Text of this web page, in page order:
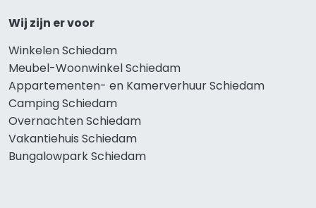
Wij zijn er voor
Winkelen Schiedam
Meubel-Woonwinkel Schiedam
Appartementen- en Kamerverhuur Schiedam
Camping Schiedam
Overnachten Schiedam
Vakantiehuis Schiedam
Bungalowpark Schiedam